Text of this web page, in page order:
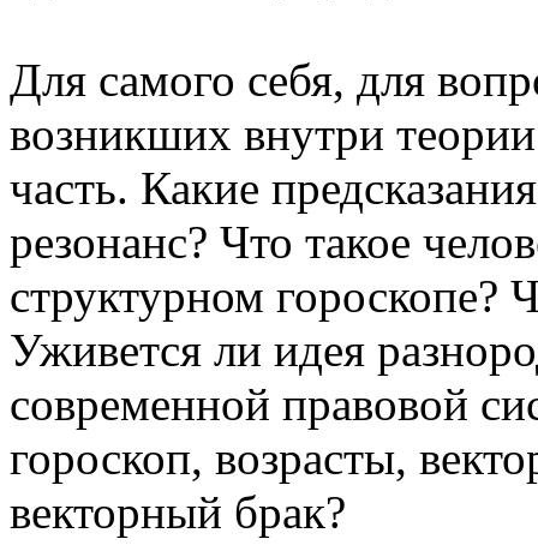
Для самого себя, для
возникших внутри
часть. Какие
резонанс? Что такое
структурном гороскопе?
Уживется ли идея
современной правовой
гороскоп, возрасты,
векторный брак?